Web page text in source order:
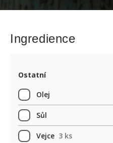
Ingredience
Ostatní
Olej
Sůl
Vejce 3 ks